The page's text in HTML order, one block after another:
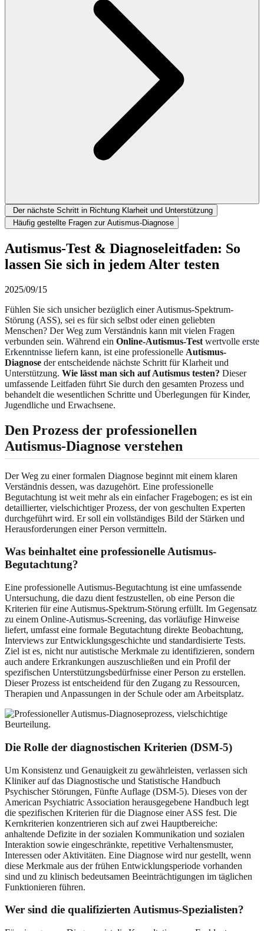
Der nächste Schritt in Richtung Klarheit und Unterstützung
Häufig gestellte Fragen zur Autismus-Diagnose
Autismus-Test & Diagnoseleitfaden: So
lassen Sie sich in jedem Alter testen
2025/09/15
Fühlen Sie sich unsicher bezüglich einer Autismus-Spektrum-
Störung (ASS), sei es für sich selbst oder einen geliebten
Menschen? Der Weg zum Verständnis kann mit vielen Fragen
verbunden sein. Während ein Online-Autismus-Test wertvolle erste
Erkenntnisse liefern kann, ist eine professionelle Autismus-
Diagnose der entscheidende nächste Schritt für Klarheit und
Unterstützung. Wie lässt man sich auf Autismus testen? Dieser
umfassende Leitfaden führt Sie durch den gesamten Prozess und
behandelt die wesentlichen Schritte und Überlegungen für Kinder,
Jugendliche und Erwachsene.
Den Prozess der professionellen
Autismus-Diagnose verstehen
Der Weg zu einer formalen Diagnose beginnt mit einem klaren
Verständnis dessen, was dazugehört. Eine professionelle
Begutachtung ist weit mehr als ein einfacher Fragebogen; es ist ein
detaillierter, vielschichtiger Prozess, der von geschulten Experten
durchgeführt wird. Er soll ein vollständiges Bild der Stärken und
Herausforderungen einer Person vermitteln.
Was beinhaltet eine professionelle Autismus-
Begutachtung?
Eine professionelle Autismus-Begutachtung ist eine umfassende
Untersuchung, die dazu dient festzustellen, ob eine Person die
Kriterien für eine Autismus-Spektrum-Störung erfüllt. Im Gegensatz
zu einem Online-Autismus-Screening, das vorläufige Hinweise
liefert, umfasst eine formale Begutachtung direkte Beobachtung,
Interviews zur Entwicklungsgeschichte und standardisierte Tests.
Ziel ist es, nicht nur autistische Merkmale zu identifizieren, sondern
auch andere Erkrankungen auszuschließen und ein Profil der
spezifischen Unterstützungsbedürfnisse einer Person zu erstellen.
Dieser Prozess ist entscheidend für den Zugang zu Ressourcen,
Therapien und Anpassungen in der Schule oder am Arbeitsplatz.
Die Rolle der diagnostischen Kriterien (DSM-5)
Um Konsistenz und Genauigkeit zu gewährleisten, verlassen sich
Kliniker auf das Diagnostische und Statistische Handbuch
Psychischer Störungen, Fünfte Auflage (DSM-5). Dieses von der
American Psychiatric Association herausgegebene Handbuch legt
die spezifischen Kriterien für die Diagnose einer ASS fest. Die
Kernkriterien konzentrieren sich auf zwei Hauptbereiche:
anhaltende Defizite in der sozialen Kommunikation und sozialen
Interaktion sowie eingeschränkte, repetitive Verhaltensmuster,
Interessen oder Aktivitäten. Eine Diagnose wird nur gestellt, wenn
diese Merkmale aus der frühen Entwicklungsperiode vorhanden
sind und zu klinisch bedeutsamen Beeinträchtigungen im täglichen
Funktionieren führen.
Wer sind die qualifizierten Autismus-Spezialisten?